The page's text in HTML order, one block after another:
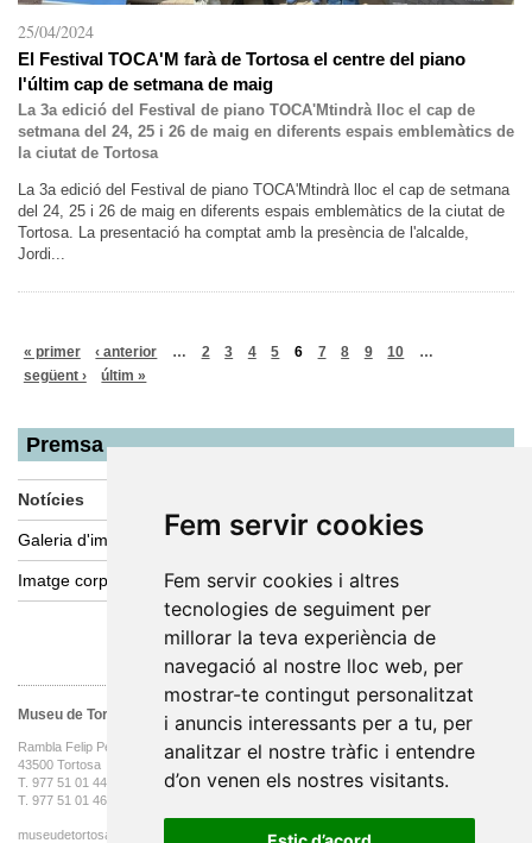
Fem servir cookies
Fem servir cookies i altres
tecnologies de seguiment per
millorar la teva experiència de
navegació al nostre lloc web, per
mostrar-te contingut personalitzat
i anuncis interessants per a tu, per
analitzar el nostre tràfic i entendre
d’on venen els nostres visitants.
25/04/2024
El Festival TOCA'M farà de Tortosa el centre del piano
l'últim cap de setmana de maig
La 3a edició del Festival de piano TOCA'Mtindrà lloc el cap de
setmana del 24, 25 i 26 de maig en diferents espais emblemàtics de
la ciutat de Tortosa
La 3a edició del Festival de piano TOCA'Mtindrà lloc el cap de setmana
del 24, 25 i 26 de maig en diferents espais emblemàtics de la ciutat de
Tortosa. La presentació ha comptat amb la presència de l'alcalde,
Jordi...
« primer ‹ anterior … 2 3 4 5 6 7 8 9 10
…
següent ›
últim »
Premsa
Notícies
Galeria d'imatges
Imatge corporativa
Museu de Tortosa
Rambla Felip Pedrell, 3
43500 Tortosa
T. 977 51 01 44 oficines
T. 977 51 01 46
museudetortosa@tortosa.cat